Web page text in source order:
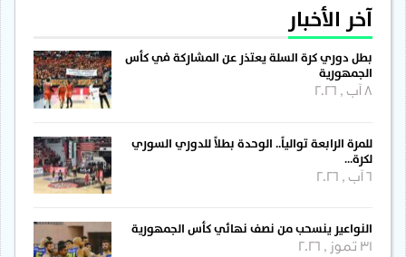
آخر الأخبار
بطل دوري كرة السلة يعتذر عن المشاركة في كأس
الجمهورية
للمرة الرابعة توالياً.. الوحدة بطلاً للدوري السوري
لكرة…
النواعير ينسحب من نصف نهائي كأس الجمهورية
31 تموز , 2026